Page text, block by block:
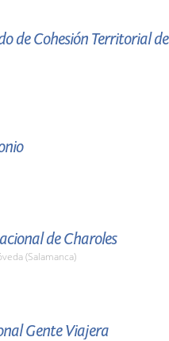
de Cohesión Territorial de
de Charoles
(Salamanca)
Gente Viajera